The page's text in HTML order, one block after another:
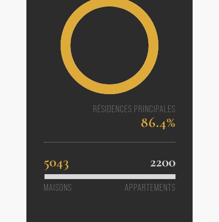
RÉSIDENCES PRINCIPALES
86.4%
5043 2200
MAISONS APPARTEMENTS